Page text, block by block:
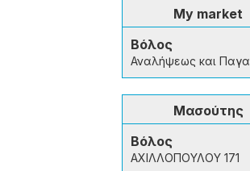
My market
Βόλος
Αναλήψεως και
Μασούτης
Βόλος
ΑΧΙΛΛΟΠΟΥΛΟΥ 171